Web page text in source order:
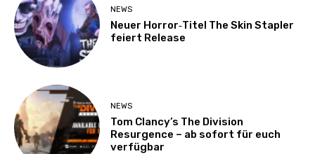
NEWS
Neuer Horror‑Titel The Skin Stapler
feiert Release
NEWS
Tom Clancy’s The Division
Resurgence – ab sofort für euch
verfügbar